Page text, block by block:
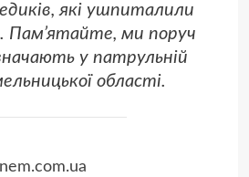
які ушпиталили
Пам’ятайте, ми поруч
у патрульній
області.